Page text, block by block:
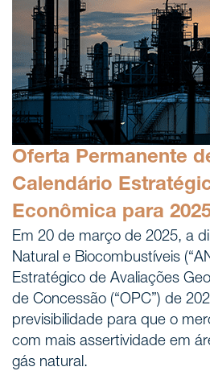
Oferta Permanente
Calendário
Econômica para
Em 20 de março de 2025, a
Natural e Biocombustíveis
Estratégico de Avaliações
de Concessão (“OPC”) de
previsibilidade para que o
com mais assertividade em
gás natural.